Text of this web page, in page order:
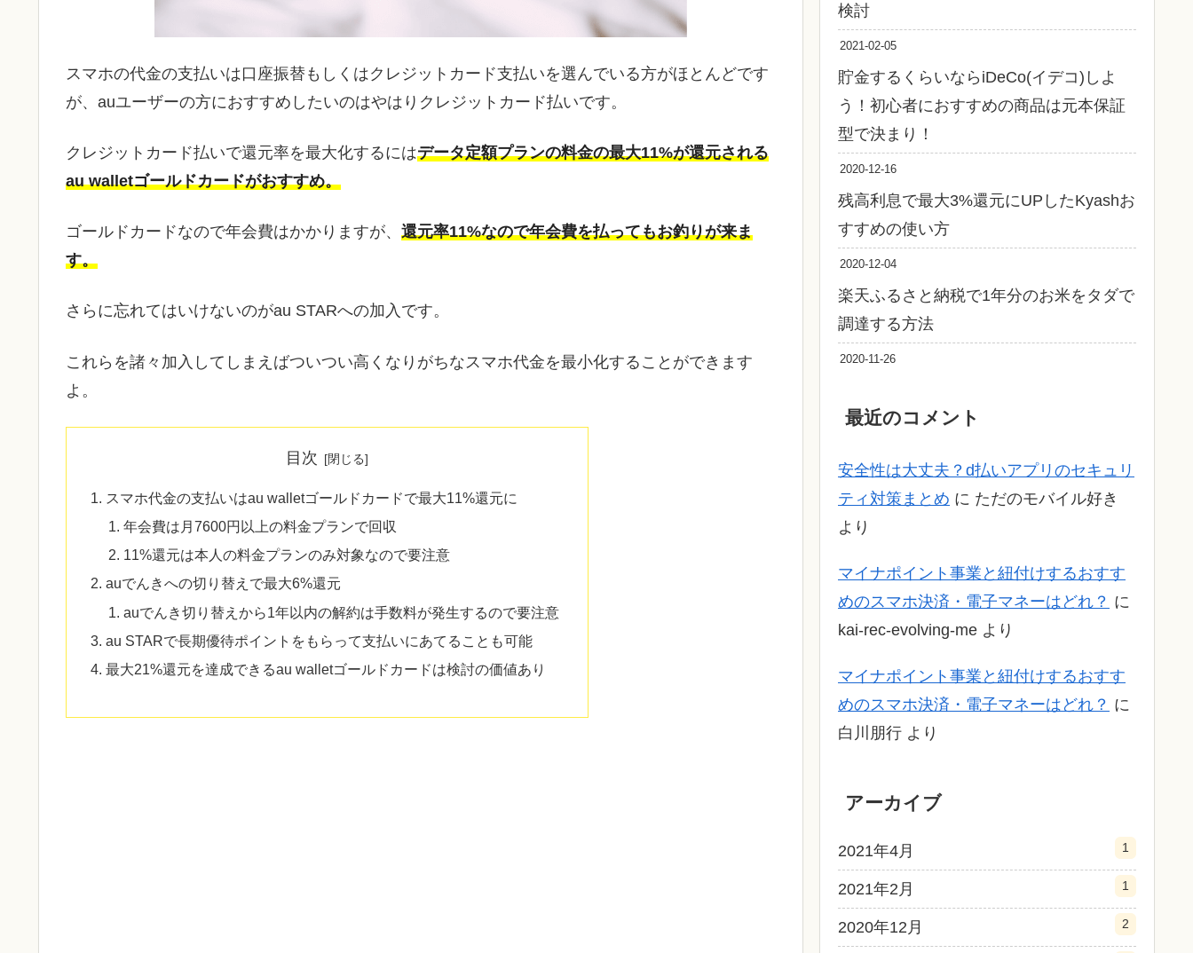
スマホの代金の支払いは口座振替もしくはクレジットカード支払いを選んでいる方がほとんどです
が、auユーザーの方におすすめしたいのはやはりクレジットカード払いです。
クレジットカード払いで還元率を最大化するにはデータ定額プランの料金の最大11%が還元される
au walletゴールドカードがおすすめ。
ゴールドカードなので年会費はかかりますが、 還元率11%なので年会費を払ってもお釣りが来ま
す。
さらに忘れてはいけないのがau STARへの加入です。
これらを諸々加入してしまえばついつい高くなりがちなスマホ代金を最小化することができます
よ。
目次
スマホ代金の支払いはau walletゴールドカードで最大11%還元に
年会費は月7600円以上の料金プランで回収
11%還元は本人の料金プランのみ対象なので要注意
auでんきへの切り替えで最大6%還元
auでんき切り替えから1年以内の解約は手数料が発生するので要注意
au STARで長期優待ポイントをもらって支払いにあてることも可能
最大21%還元を達成できるau walletゴールドカードは検討の価値あり
検討
2021-02-05
貯金するくらいならiDeCo(イデコ)しよ
う！初心者におすすめの商品は元本保証
型で決まり！
2020-12-16
残高利息で最大3%還元にUPしたKyashお
すすめの使い方
2020-12-04
楽天ふるさと納税で1年分のお米をタダで
調達する方法
2020-11-26
最近のコメント
安全性は大丈夫？d払いアプリのセキュリ
ティ対策まとめ に ただのモバイル好き
より
マイナポイント事業と紐付けするおすす
めのスマホ決済・電子マネーはどれ？ に
kai-rec-evolving-me より
マイナポイント事業と紐付けするおすす
めのスマホ決済・電子マネーはどれ？ に
白川朋行 より
アーカイブ
2021年4月 1
2021年2月 1
2020年12月 2